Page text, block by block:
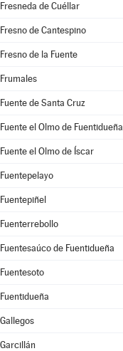
Fresneda de Cuéllar
Fresno de Cantespino
Fresno de la Fuente
Frumales
Fuente de Santa Cruz
Fuente el Olmo de Fuentidueña
Fuente el Olmo de Íscar
Fuentepelayo
Fuentepiñel
Fuenterrebollo
Fuentesaúco de Fuentidueña
Fuentesoto
Fuentidueña
Gallegos
Garcillán